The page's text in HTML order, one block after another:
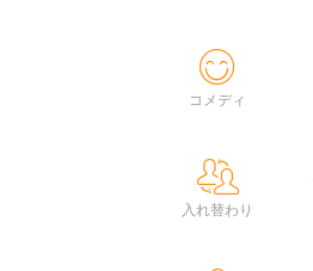
コメディ
入れ替わり